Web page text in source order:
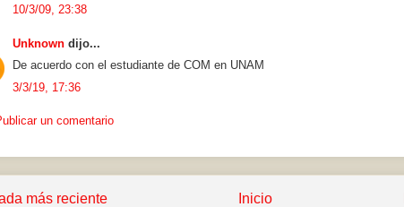
10/3/09, 23:38
Unknown dijo...
De acuerdo con el estudiante de COM en UNAM
3/3/19, 17:36
un comentario
más reciente Inicio